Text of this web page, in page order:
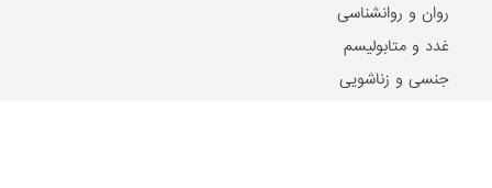
روان و روانشناسی
غدد و متابولیسم
جنسی و زناشویی